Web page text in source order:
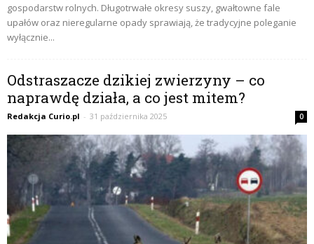
gospodarstw rolnych. Długotrwałe okresy suszy, gwałtowne fale
upałów oraz nieregularne opady sprawiają, że tradycyjne poleganie
wyłącznie...
Odstraszacze dzikiej zwierzyny – co
naprawdę działa, a co jest mitem?
Redakcja Curio.pl - 31 października 2025 0